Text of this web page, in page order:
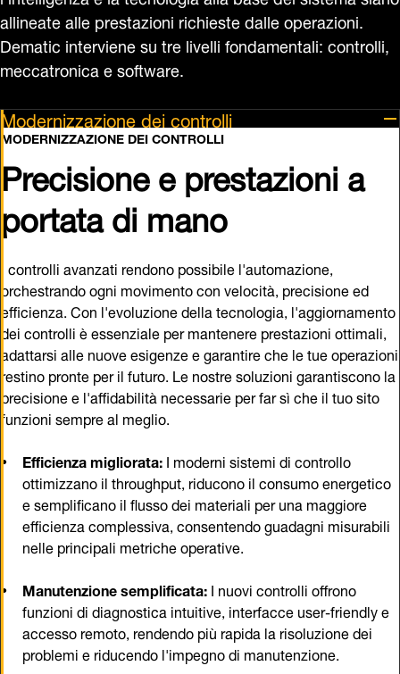
portata di mano
I controlli avanzati rendono possibile l'automazione,
efficienza. Con l'evoluzione della tecnologia, l'aggiornamento
dei controlli è essenziale per mantenere prestazioni ottimali,
adattarsi alle nuove esigenze e garantire che le tue operazioni
restino pronte per il futuro. Le nostre soluzioni garantiscono la
precisione e l'affidabilità necessarie per far sì che il tuo sito
funzioni sempre al meglio.
Efficienza migliorata:
I moderni sistemi di controllo
ottimizzano il throughput, riducono il consumo energetico
e semplificano il flusso dei materiali per una maggiore
efficienza complessiva, consentendo guadagni misurabili
nelle principali metriche operative.
Manutenzione semplificata:I nuovi controlli offrono
funzioni di diagnostica intuitive, interfacce user-friendly e
accesso remoto, rendendo più rapida la risoluzione dei
problemi e riducendo l'impegno di manutenzione.
Supporto a lungo termine:L'impegno nella gestione
dell'obsolescenza e nella longevità del sistema garantisce
la sostituzione di hardware e software obsoleti e include
l'accesso a pezzi di ricambio, supporto tecnico e
compatibilità futura.
Modernizzazione della meccatronica